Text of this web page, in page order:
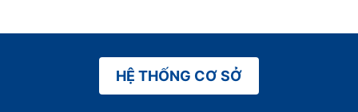
HỆ THỐNG CƠ SỞ